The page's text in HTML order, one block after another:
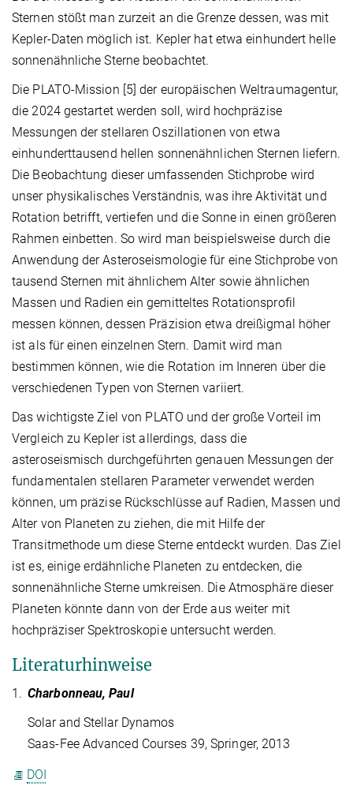
Sternen stößt man zurzeit an die Grenze dessen, was mit
Kepler-Daten möglich ist. Kepler hat etwa einhundert helle
sonnenähnliche Sterne beobachtet.
Die PLATO-Mission [5] der europäischen Weltraumagentur,
die 2024 gestartet werden soll, wird hochpräzise
Messungen der stellaren Oszillationen von etwa
einhunderttausend hellen sonnenähnlichen Sternen liefern.
Die Beobachtung dieser umfassenden Stichprobe wird
unser physikalisches Verständnis, was ihre Aktivität und
Rotation betrifft, vertiefen und die Sonne in einen größeren
Rahmen einbetten. So wird man beispielsweise durch die
Anwendung der Asteroseismologie für eine Stichprobe von
tausend Sternen mit ähnlichem Alter sowie ähnlichen
Massen und Radien ein gemitteltes Rotationsprofil
messen können, dessen Präzision etwa dreißigmal höher
ist als für einen einzelnen Stern. Damit wird man
bestimmen können, wie die Rotation im Inneren über die
verschiedenen Typen von Sternen variiert.
Das wichtigste Ziel von PLATO und der große Vorteil im
Vergleich zu Kepler ist allerdings, dass die
asteroseismisch durchgeführten genauen Messungen der
fundamentalen stellaren Parameter verwendet werden
können, um präzise Rückschlüsse auf Radien, Massen und
Alter von Planeten zu ziehen, die mit Hilfe der
Transitmethode um diese Sterne entdeckt wurden. Das Ziel
ist es, einige erdähnliche Planeten zu entdecken, die
sonnenähnliche Sterne umkreisen. Die Atmosphäre dieser
Planeten könnte dann von der Erde aus weiter mit
hochpräziser Spektroskopie untersucht werden.
Literaturhinweise
1. Charbonneau, Paul
Solar and Stellar Dynamos
Saas-Fee Advanced Courses 39, Springer, 2013
DOI